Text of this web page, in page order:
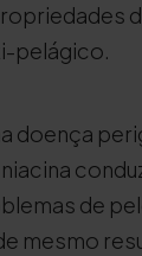
pelágico.
doença
de
mesmo